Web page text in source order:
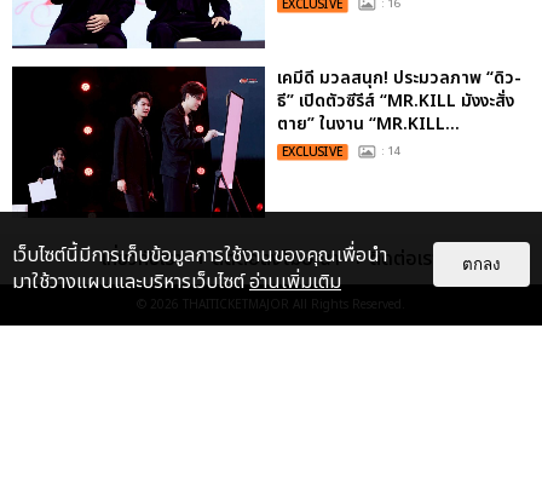
EXCLUSIVE : 16
เคมีดี มวลสนุก! ประมวลภาพ “ดิว-
ธี” เปิดตัวซีรีส์ “MR.KILL มังงะสั่ง
ตาย” ในงาน “MR.KILL...
EXCLUSIVE : 14
ประมวลภาพค่ำคืนแห่งความทรงจำ
ของ ITZY และมิดจีไทย ในวันที่
หัวใจส่องสว่างไปพร้อมกัน
EXCLUSIVE : 11
เกี่ยวกับเรา ติดต่อลงโฆษณา ติดต่อเรา
© 2026 THAITICKETMAJOR All Rights Reserved.
เว็บไซต์นี้มีการเก็บข้อมูลการใช้งานของคุณเพื่อนำ
มาใช้วางแผนและบริหารเว็บไซต์อ่านเพิ่มเติม
ตกลง